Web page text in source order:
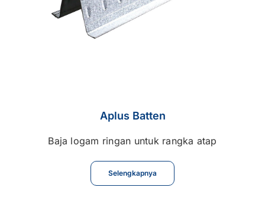
Aplus Batten
Baja logam ringan untuk rangka atap
Selengkapnya